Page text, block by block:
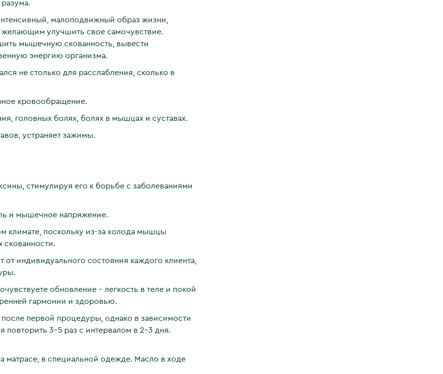
малоподвижный образ жизни,
улучшить свое самочувствие.
мышечную скованность, вывести
энергию организма.
не столько для расслабления, сколько в
кровообращение.
головных болях, болях в мышцах и суставах.
устраняет зажимы.
стимулируя его к борьбе с заболеваниями
и мышечное напряжение.
климате, поскольку из-за холода мышцы
индивидуального состояния каждого клиента,
обновление – легкость в теле и покой
гармонии и здоровью.
первой процедуры, однако в зависимости
повторить 3–5 раз с интервалом в 2–3 дня.
матрасе, в специальной одежде. Масло в ходе